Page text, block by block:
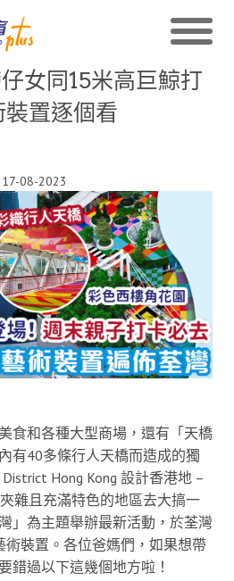
女同15米高巨鯨打
置逐個看
17-08-2023
食和各種大型商場，還有「天橋
有40多條行人天橋而造成的獨
Hong Kong 設計香港地 –
雜且充滿特色的地區去大搞一
」為主題舉辦最新活動，於荃灣
裝置。各位爸媽們，如果想帶
錯過以下這幾個地方啦！